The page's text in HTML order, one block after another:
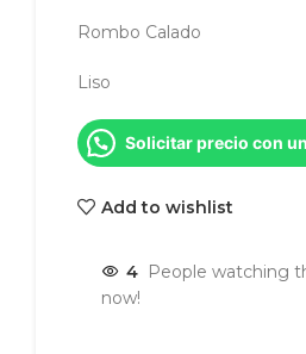
Rombo Calado
Liso
Solicitar precio con
Add to wishlist
4
People watching
now!